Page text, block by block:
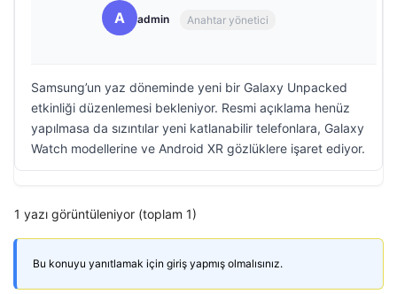
A admin Anahtar yönetici
Samsung’un yaz döneminde yeni bir Galaxy Unpacked
etkinliği düzenlemesi bekleniyor. Resmi açıklama henüz
yapılmasa da sızıntılar yeni katlanabilir telefonlara, Galaxy
Watch modellerine ve Android XR gözlüklere işaret ediyor.
1 yazı görüntüleniyor (toplam 1)
Bu konuyu yanıtlamak için giriş yapmış olmalısınız.